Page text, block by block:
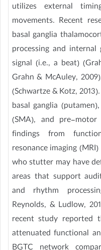
utilizes external
movements. Recent
basal ganglia
processing and
signal (i.e., a beat)
Grahn & McAuley,
(Schwartze & Kotz,
basal ganglia
(SMA), and pre-
findings from
resonance imaging
who stutter may have
areas that support
and rhythm
Reynolds, & Ludlow,
recent study reported
attenuated functional